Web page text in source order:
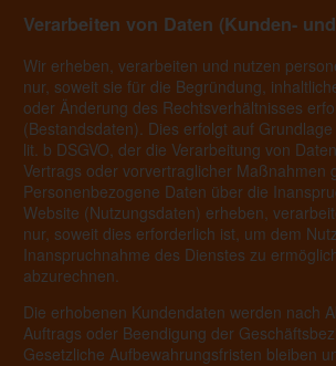
Verarbeiten von Daten (Kunden-
Wir erheben, verarbeiten und nutzen
nur, soweit sie für die Begründung,
oder Änderung des Rechtsverhältnisses
(Bestandsdaten). Dies erfolgt auf
lit. b DSGVO, der die Verarbeitung von
Vertrags oder vorvertraglicher Maßnahmen
Personenbezogene Daten über die
Website (Nutzungsdaten) erheben,
nur, soweit dies erforderlich ist, um dem
Inanspruchnahme des Dienstes zu
abzurechnen.
Die erhobenen Kundendaten werden nach
Auftrags oder Beendigung der
Gesetzliche Aufbewahrungsfristen bleiben